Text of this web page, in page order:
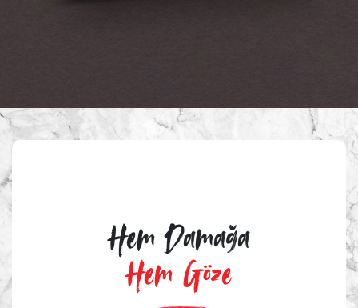
Hem Damağa
Hem Göze